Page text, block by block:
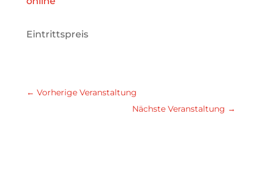
Eintrittspreis
← Vorherige Veranstaltung
Nächste Veranstaltung →